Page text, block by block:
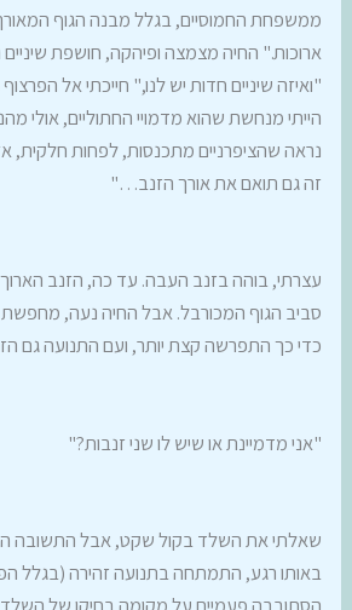
ממשפחת החמוסיים, בגלל מבנה הגוף
ארוכות." החיה מצמצה ופיהקה, חושפת שיניים
"ואיזה שיניים חדות יש לנו," חייכתי אל
הייתי מנחשת שהוא מדמויי החתוליים, אולי
נראה שהציפרניים מתכנסות, לפחות חלקית,
זה גם תואם את אורך הזנב…"
עצרתי, בוהה בזנב העבה. עד כה, הזנב
סביב הגוף המכורבל. אבל החיה נעה, מחפשת
כדי כך התפרשה קצת יותר, ועם התנועה גם
"אני מדמיינת או שיש לו שני זנבות?"
שאלתי את השלד בקול שקט, אבל התשובה
באותו רגע, התמתחה בתנועה זהירה (בגלל